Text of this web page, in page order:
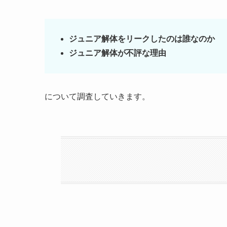
ジュニア解体をリークしたのは誰なのか
ジュニア解体が不評な理由
について調査していきます。